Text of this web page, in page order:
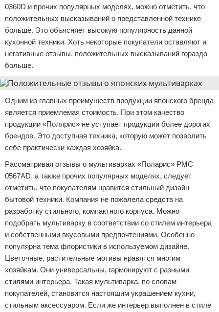
0360D и прочих популярных моделях, можно отметить, что
положительных высказываний о представленной технике
больше. Это объясняет высокую популярность данной
кухонной техники. Хоть некоторые покупатели оставляют и
негативные отзывы, положительных высказываний гораздо
больше.
Одним из главных преимуществ продукции японского бренда
является приемлемая стоимость. При этом качество
продукции «Полярис» не уступает продукции более дорогих
брендов. Это доступная техника, которую может позволить
себе практически каждая хозяйка.
Рассматривая отзывы о мультиварках «Поларис» PMC
0567AD, а также прочих популярных моделях, следует
отметить, что покупателям нравится стильный дизайн
бытовой техники. Компания не пожалела средств на
разработку стильного, компактного корпуса. Можно
подобрать мультиварку в соответствии со стилем интерьера
и собственными вкусовыми предпочтениями. Особенно
популярна тема флористики в используемом дизайне.
Цветочные, растительные мотивы нравятся многим
хозяйкам. Они универсальны, гармонируют с разными
стилями интерьера. Такая мультиварка, по словам
покупателей, становится настоящим украшением кухни,
стильным аксессуаром. Если же интерьер выполнен в стиле